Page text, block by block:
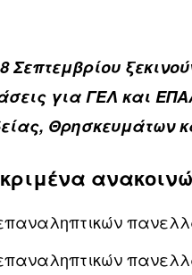
Σεπτεμβρίου
για ΓΕΛ και
Θρησκευμάτων